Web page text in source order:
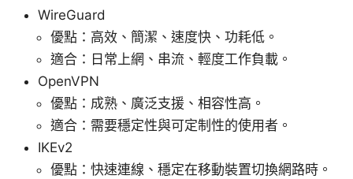
WireGuard
優點：高效、簡潔、速度快、功耗低。
適合：日常上網、串流、輕度工作負載。
OpenVPN
優點：成熟、廣泛支援、相容性高。
適合：需要穩定性與可定制性的使用者。
IKEv2
優點：快速連線、穩定在移動裝置切換網路時。